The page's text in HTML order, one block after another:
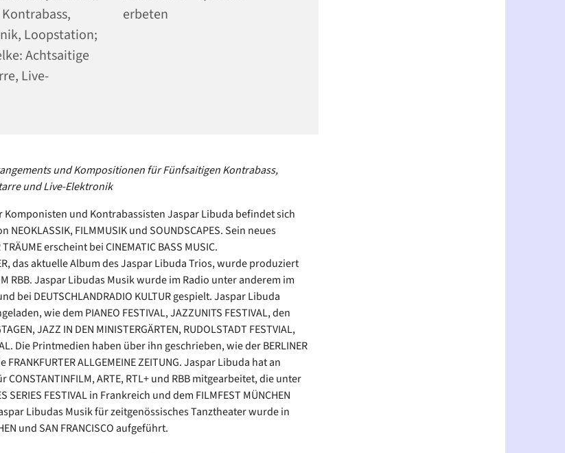
Loopstation;
Achtsaitige
Live-
erbeten
und Kompositionenfür Fünfsaitigen Kontrabass,
und Live-Elektronik
Komponisten und Kontrabassisten Jaspar Libuda befindet sich
FILMMUSIK und SOUNDSCAPES. Sein neues
erscheint bei CINEMATIC BASS MUSIC.
das aktuelle Album des Jaspar Libuda Trios, wurde produziert
RBB. Jaspar Libudas Musik wurde im Radio unter anderem im
bei DEUTSCHLANDRADIO KULTUR gespielt. Jaspar Libuda
wie dem PIANEO FESTIVAL, JAZZUNITS FESTIVAL, den
JAZZ IN DEN MINISTERGÄRTEN, RUDOLSTADT FESTVIAL,
Die Printmedien haben über ihn geschrieben, wie der BERLINER
FRANKFURTER ALLGEMEINE ZEITUNG. Jaspar Libuda hat an
ARTE, RTL+ und RBB mitgearbeitet, die unter
SERIES FESTIVAL in Frankreich und dem FILMFEST MÜNCHEN
Libudas Musik für zeitgenössisches Tanztheater wurde in
und SAN FRANCISCO aufgeführt.